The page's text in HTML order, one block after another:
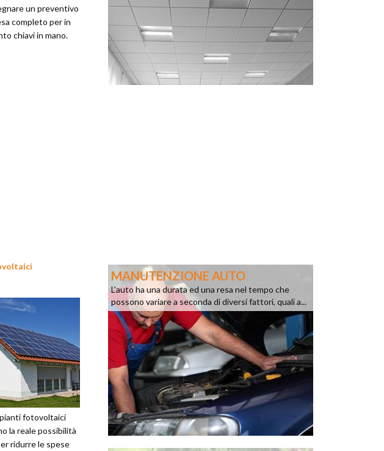
un preventivo
completo per in
chiavi in mano.
fotovoltaici
la reale possibilità
ridurre le spese
MANUTENZIONE AUTO
L'auto ha una durata ed una resa nel tempo che
possono variare a seconda di diversi fattori, quali a...